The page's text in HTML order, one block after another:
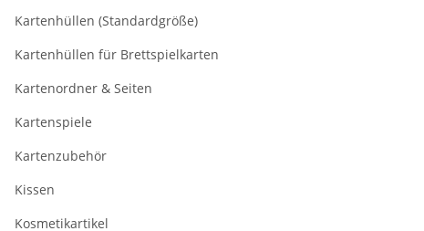
Kartenhüllen (Standardgröße)
Kartenhüllen für Brettspielkarten
Kartenordner & Seiten
Kartenspiele
Kartenzubehör
Kissen
Kosmetikartikel